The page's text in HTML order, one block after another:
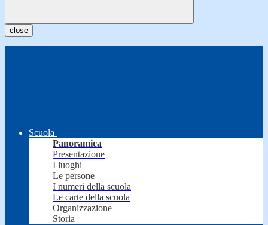
close
Scuola
Panoramica
Presentazione
I luoghi
Le persone
I numeri della scuola
Le carte della scuola
Organizzazione
Storia